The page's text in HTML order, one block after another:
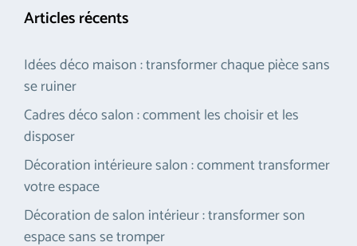
Articles récents
Idées déco maison : transformer chaque pièce sans
se ruiner
Cadres déco salon : comment les choisir et les
disposer
Décoration intérieure salon : comment transformer
votre espace
Décoration de salon intérieur : transformer son
espace sans se tromper